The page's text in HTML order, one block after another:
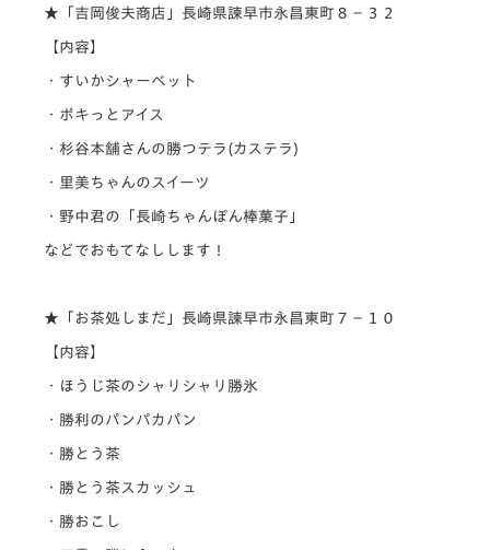
★「吉岡俊夫商店」長崎県諫早市永昌東町８−３２
【内容】
・すいかシャーベット
・ポキっとアイス
・杉谷本舗さんの勝つテラ(カステラ)
・里 美ちゃんのスイーツ
・野中君の「長崎ちゃんぽん棒菓子」
などでおもてなしします！
★「お茶処しまだ」長崎県諫早市永昌東町７−１０
【内容】
・ほうじ茶のシャリシャリ勝氷
・勝利のパンパカパン
・勝とう茶
・勝とう茶スカッシュ
・勝おこし